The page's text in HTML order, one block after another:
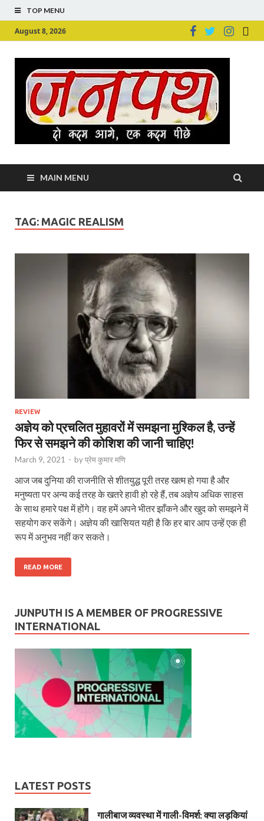
TOP MENU
August 8, 2026
MAIN MENU
TAG: MAGIC REALISM
REVIEW
अज्ञेय को प्रचलित मुहावरों में समझना मुश्किल है, उन्हें
फिर से समझने की कोशिश की जानी चाहिए!
March 9, 2021 - byप्रेम कुमार मणि
आज जब दुनिया की राजनीति से शीतयुद्ध पूरी तरह खत्म हो गया है और
मनुष्यता पर अन्य कई तरह के खतरे हावी हो रहे हैं, तब अज्ञेय अधिक साहस
के साथ हमारे पक्ष में होंगे। वह हमें अपने भीतर झाँकने और खुद को समझने में
सहयोग कर सकेंगे। अज्ञेय की खासियत यही है कि हर बार आप उन्हें एक ही
रूप में अनुभव नहीं कर सकते।
READ MORE
JUNPUTH IS A MEMBER OF PROGRESSIVE
INTERNATIONAL
LATEST POSTS
गालीबाज व्‍यवस्‍था में गाली-विमर्श: क्या लड़कियां